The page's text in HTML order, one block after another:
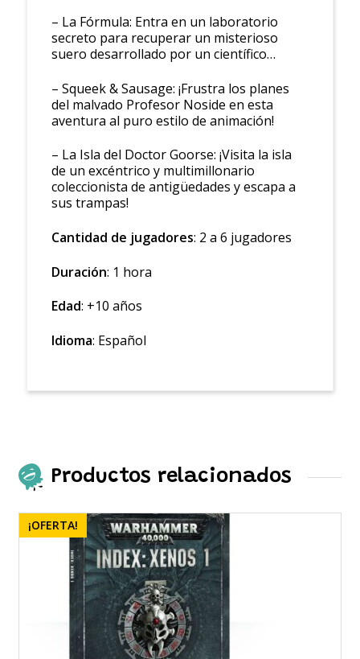
– La Fórmula: Entra en un laboratorio
secreto para recuperar un misterioso
suero desarrollado por un científico…
– Squeek & Sausage: ¡Frustra los planes
del malvado Profesor Noside en esta
aventura al puro estilo de animación!
– La Isla del Doctor Goorse: ¡Visita la isla
de un excéntrico y multimillonario
coleccionista de antigüedades y escapa a
sus trampas!
Cantidad de jugadores: 2 a 6 jugadores
Duración: 1 hora
Edad: +10 años
Idioma: Español
Productos relacionados
¡OFERTA!